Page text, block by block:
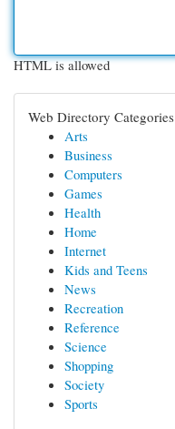
HTML is allowed
Web Directory Categories
Arts
Business
Computers
Games
Health
Home
Internet
Kids and Teens
News
Recreation
Reference
Science
Shopping
Society
Sports